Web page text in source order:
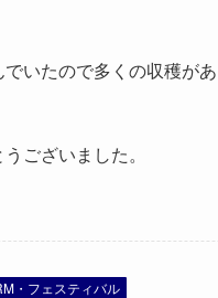
いたので多くの収穫があ
ございました。
・フェスティバル